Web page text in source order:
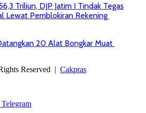
Triliun, DJP Jatim I Tindak Tegas
Lewat Pemblokiran Rekening
20 Alat Bongkar Muat
Reserved | Cakpras
Telegram